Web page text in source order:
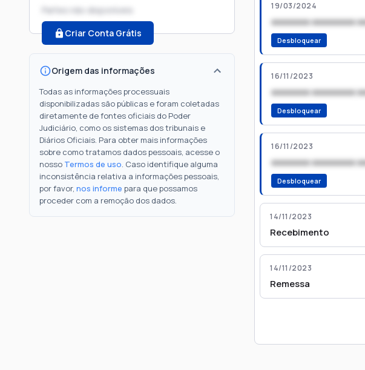
Partes não disponíveis
Criar Conta Grátis
Origem das informações
Todas as informações processuais
disponibilizadas são públicas e foram coletadas
diretamente de fontes oficiais do Poder
Judiciário, como os sistemas dos tribunais e
Diários Oficiais. Para obter mais informações
sobre como tratamos dados pessoais, acesse o
nosso Termos de uso. Caso identifique alguma
inconsistência relativa a informações pessoais,
por favor, nos informe para que possamos
proceder com a remoção dos dados.
19/03/2024
xxxxxxxx xxxxxxxxx
Desbloquear
16/11/2023
xxxxxxxx xxxxxxxxx
Desbloquear
16/11/2023
xxxxxxxx xxxxxxxxx
Desbloquear
14/11/2023
Recebimento
14/11/2023
Remessa